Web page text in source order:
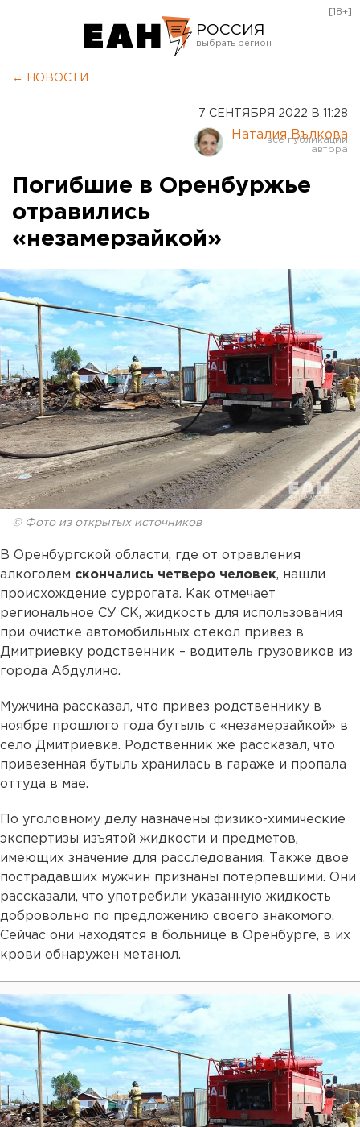
РОССИЯ
Курган
Оренбург
[18+]
← НОВОСТИ
7 СЕНТЯБРЯ 2022 В 11:28
Наталия Вълкова
Погибшие в Оренбуржье
отравились
«незамерзайкой»
© Фото из открытых источников
В Оренбургской области, где от отравления
алкоголем скончались четверо человек, нашли
происхождение суррогата. Как отмечает
региональное СУ СК, жидкость для использования
при очистке автомобильных стекол привез в
Дмитриевку родственник – водитель грузовиков из
города Абдулино.
Мужчина рассказал, что привез родственнику в
ноябре прошлого года бутыль с «незамерзайкой» в
село Дмитриевка. Родственник же рассказал, что
привезенная бутыль хранилась в гараже и пропала
оттуда в мае.
По уголовному делу назначены физико-химические
экспертизы изъятой жидкости и предметов,
имеющих значение для расследования. Также двое
пострадавших мужчин признаны потерпевшими. Они
рассказали, что употребили указанную жидкость
добровольно по предложению своего знакомого.
Сейчас они находятся в больнице в Оренбурге, в их
крови обнаружен метанол.